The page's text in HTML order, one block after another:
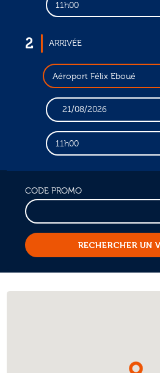
11h00
2 ARRIVÉE
Aéroport Félix Eboué
11h00
CODE PROMO
RECHERCHER UN